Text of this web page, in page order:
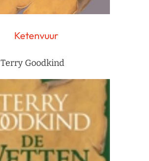
Ketenvuur
Terry Goodkind